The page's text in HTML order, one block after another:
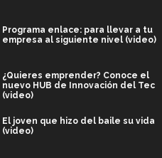
Programa enlace: para llevar a tu
empresa al siguiente nivel (video)
¿Quieres emprender? Conoce el
nuevo HUB de Innovación del Tec
(video)
El joven que hizo del baile su vida
(video)